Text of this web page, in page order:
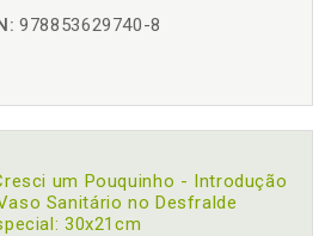
978853629740-8
um Pouquinho - Introdução
Sanitário no Desfralde
30x21cm